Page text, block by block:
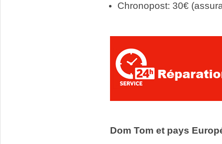
Chronopost: 30€
Dom Tom et pays